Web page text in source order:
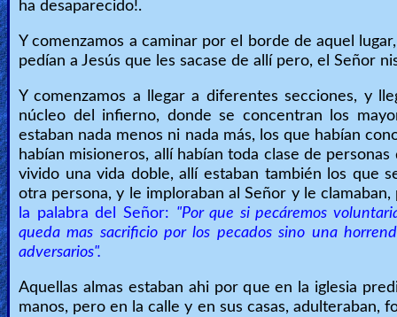
Documentaries
Islam
Other
Other
Languages
ha desaparecido!.
Y comenzamos a caminar por el borde de aquel
pedían a Jesús que les sacase de allí pero, el Señor
Y comenzamos a llegar a diferentes secciones, y
núcleo del infierno, donde se concentran los
estaban nada menos ni nada más, los que habían
habían misioneros, allí habían toda clase de
vivido una vida doble, allí estaban también los que
otra persona, y le imploraban al Señor y le
la palabra del Señor: "Por que si pecáremos
queda mas sacrificio por los pecados sino una
adversarios".
Aquellas almas estaban ahi por que en la iglesia
manos, pero en la calle y en sus casas, adulteraban,